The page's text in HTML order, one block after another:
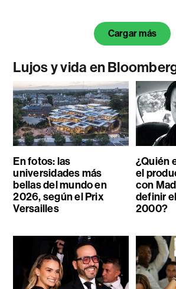
Cargar más
Lujos y vida en
En fotos: las
universidades más
bellas del mundo en
2026, según el Prix
Versailles
¿Quién
el
con
definir
2000?